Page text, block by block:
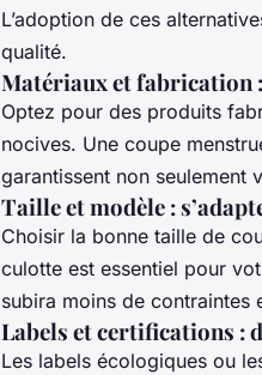
L’adoption de ces
qualité.
Matériaux et fabrication
Optez pour des produits
nocives. Une coupe
garantissent non seulement
Taille et modèle :
Choisir la bonne taille de
culotte est essentiel pour
subira moins de contraintes
Labels et certifications :
Les labels écologiques ou